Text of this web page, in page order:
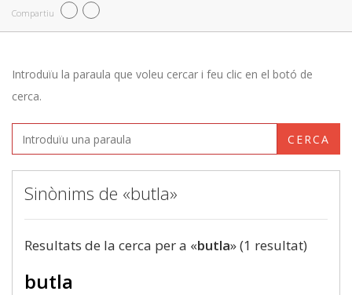
Compartiu
Introduïu la paraula que voleu cercar i feu clic en el botó de
cerca.
CERCA
Sinònims de «butla»
Resultats de la cerca per a «butla» (1 resultat)
butla